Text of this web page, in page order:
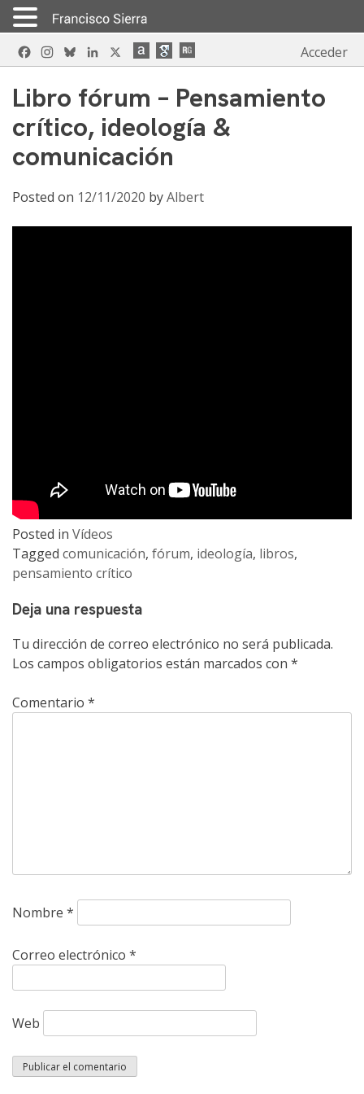
Skip
to
FacebookInstagram
BlueskyLinkedIn Acceder
Libro fórum – Pensamiento
crítico, ideología &
comunicación
Posted on 12/11/2020 byAlbert
Posted in Vídeos
Tagged comunicación, fórum, ideología, libros,
pensamiento crítico
Deja una respuesta
Tu dirección de correo electrónico no será publicada.
Los campos obligatorios están marcados con *
Comentario *
Nombre *
Correo electrónico *
Web